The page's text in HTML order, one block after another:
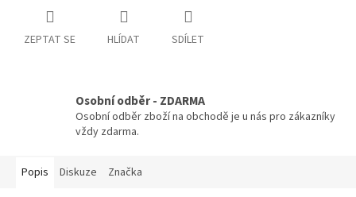
ZEPTAT SE HLÍDAT SDÍLET
Osobní odběr - ZDARMA
Osobní odběr zboží na obchodě je u nás pro zákazníky
vždy zdarma.
Popis Diskuze Značka